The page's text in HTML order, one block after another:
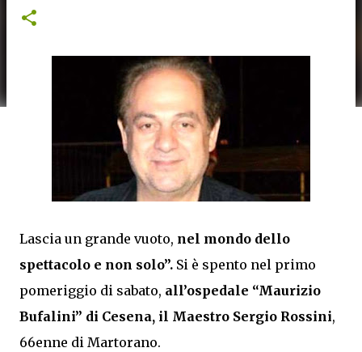
Lascia un grande vuoto, nel mondo dello
spettacolo e non solo”. Si è spento nel primo
pomeriggio di sabato, all’ospedale “Maurizio
Bufalini” di Cesena, il Maestro Sergio Rossini,
66enne di Martorano.